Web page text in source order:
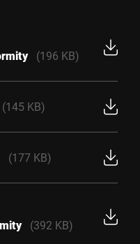
(196 KB)
(145 KB)
(177 KB)
(392 KB)